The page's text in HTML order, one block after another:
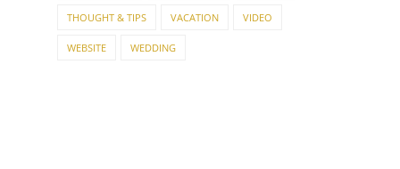
THOUGHT & TIPS VACATION VIDEO
WEBSITE WEDDING